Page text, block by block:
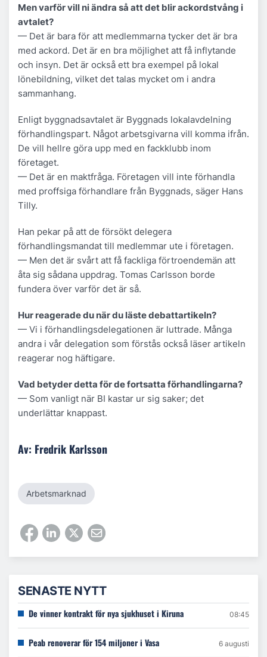
Men varför vill ni ändra så att det blir ackordstvång i
avtalet?
— Det är bara för att medlemmarna tycker det är bra
med ackord. Det är en bra möjlighet att få inflytande
och insyn. Det är också ett bra exempel på lokal
lönebildning, vilket det talas mycket om i andra
sammanhang.
Enligt byggnadsavtalet är Byggnads lokalavdelning
förhandlingspart. Något arbetsgivarna vill komma ifrån.
De vill hellre göra upp med en fackklubb inom
företaget.
— Det är en maktfråga. Företagen vill inte förhandla
med proffsiga förhandlare från Byggnads, säger Hans
Tilly.
Han pekar på att de försökt delegera
förhandlingsmandat till medlemmar ute i företagen.
— Men det är svårt att få fackliga förtroendemän att
åta sig sådana uppdrag. Tomas Carlsson borde
fundera över varför det är så.
Hur reagerade du när du läste debattartikeln?
— Vi i förhandlingsdelegationen är luttrade. Många
andra i vår delegation som förstås också läser artikeln
reagerar nog häftigare.
Vad betyder detta för de fortsatta förhandlingarna?
— Som vanligt när BI kastar ur sig saker; det
underlättar knappast.
Av: Fredrik Karlsson
Arbetsmarknad
SENASTE NYTT
De vinner kontrakt för nya sjukhuset i Kiruna 08:45
Peab renoverar för 154 miljoner i Vasa 6 augusti